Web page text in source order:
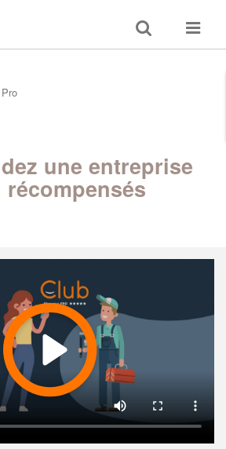
Toggle
search
Toggle
une entreprise
récompensés